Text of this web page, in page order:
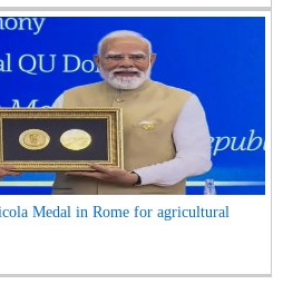
Medal in Rome for agricultural